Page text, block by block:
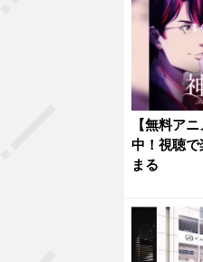
【無料ア
中！視聴
まる